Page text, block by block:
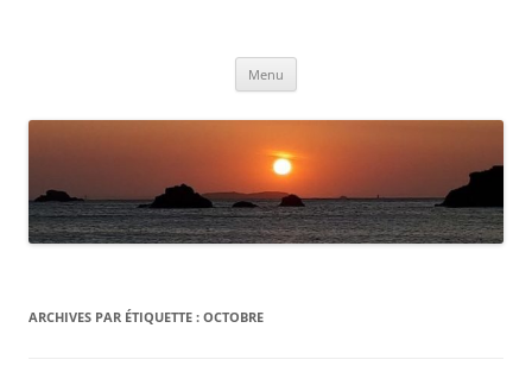
Menu
ARCHIVES PAR ÉTIQUETTE : OCTOBRE